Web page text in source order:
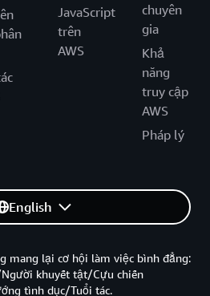
JavaScript
trên
AWS
chuyên
gia
Khả
năng
truy cập
AWS
Pháp lý
English
mang lại cơ hội làm việc bình đẳng:
khuyết tật/Cựu chiến
tình dục/Tuổi tác.